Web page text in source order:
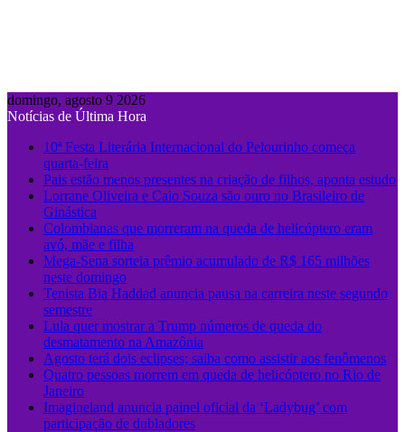
domingo, agosto 9 2026
Notícias de Última Hora
10ª Festa Literária Internacional do Pelourinho começa
quarta-feira
Pais estão menos presentes na criação de filhos, aponta estudo
Lorrane Oliveira e Caio Souza são ouro no Brasileiro de
Ginástica
Colombianas que morreram na queda de helicóptero eram
avó, mãe e filha
Mega-Sena sorteia prêmio acumulado de R$ 165 milhões
neste domingo
Tenista Bia Haddad anuncia pausa na carreira neste segundo
semestre
Lula quer mostrar a Trump números de queda do
desmatamento na Amazônia
Agosto terá dois eclipses; saiba como assistir aos fenômenos
Quatro pessoas morrem em queda de helicóptero no Rio de
Janeiro
Imagineland anuncia painel oficial da ‘Ladybug’ com
participação de dubladores